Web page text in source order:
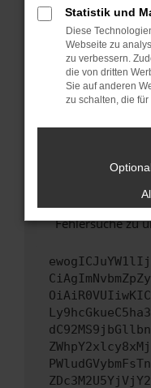
sind.
Veraltete
führen, dass
unterstützt
Wende dich
Wenn du alle
hast,
versuchen, das
uns diesen Text
Fehlersuche zu
Statistik und
Diese
Webseite zu
zu verbessern.
die von dritten
Sie auf anderen
zu schalten, die